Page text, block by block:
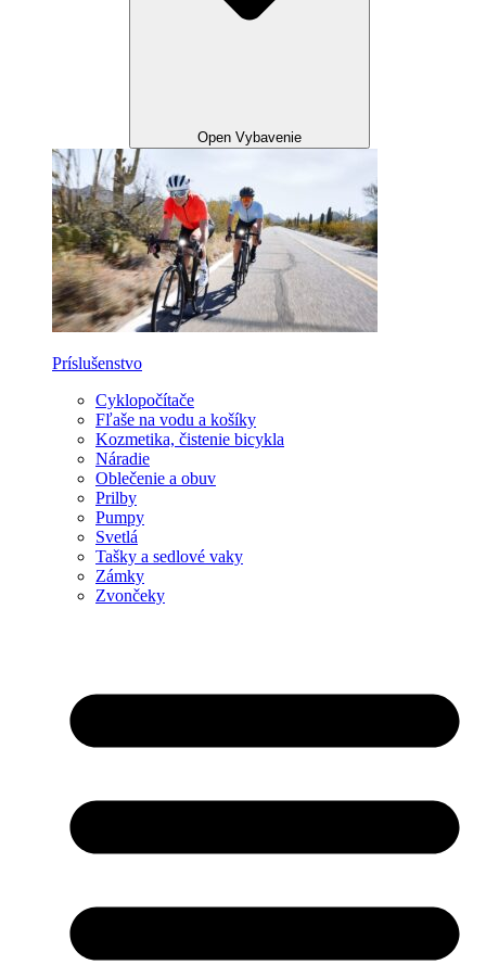
Open Vybavenie
Príslušenstvo
Cyklopočítače
Fľaše na vodu a košíky
Kozmetika, čistenie bicykla
Náradie
Oblečenie a obuv
Prilby
Pumpy
Svetlá
Tašky a sedlové vaky
Zámky
Zvončeky